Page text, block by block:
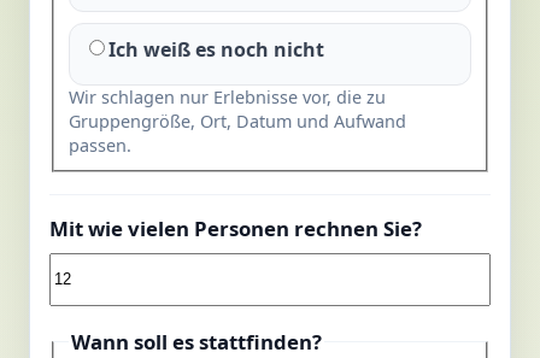
Ich weiß es noch nicht
Wir schlagen nur Erlebnisse vor, die zu
Gruppengröße, Ort, Datum und Aufwand
passen.
Mit wie vielen Personen rechnen Sie?
Wann soll es stattfinden?